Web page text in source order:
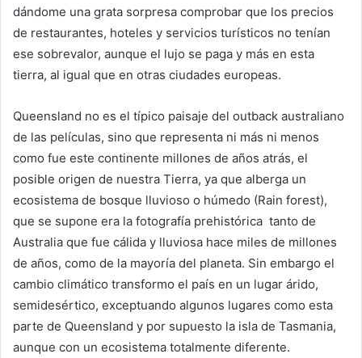
dándome una grata sorpresa comprobar que los precios
de restaurantes, hoteles y servicios turísticos no tenían
ese sobrevalor, aunque el lujo se paga y más en esta
tierra, al igual que en otras ciudades europeas.
Queensland no es el típico paisaje del outback australiano
de las películas, sino que representa ni más ni menos
como fue este continente millones de años atrás, el
posible origen de nuestra Tierra, ya que alberga un
ecosistema de bosque lluvioso o húmedo (Rain forest),
que se supone era la fotografía prehistórica tanto de
Australia que fue cálida y lluviosa hace miles de millones
de años, como de la mayoría del planeta. Sin embargo el
cambio climático transformo el país en un lugar árido,
semidesértico, exceptuando algunos lugares como esta
parte de Queensland y por supuesto la isla de Tasmania,
aunque con un ecosistema totalmente diferente.